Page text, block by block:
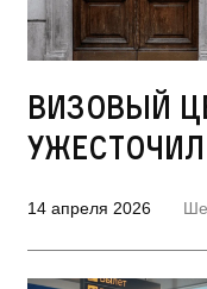
Визовый
14 апреля 2026